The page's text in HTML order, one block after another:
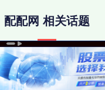
配配网 相关话题